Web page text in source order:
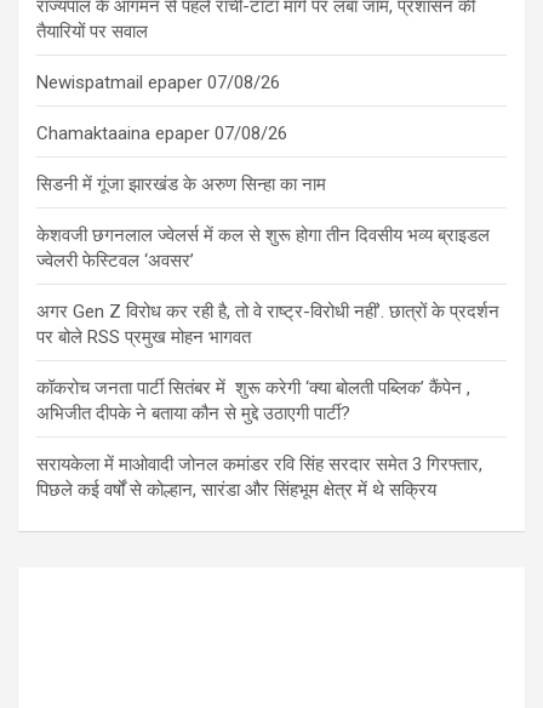
राज्यपाल के आगमन से पहले रांची-टाटा मार्ग पर लंबा जाम, प्रशासन की
तैयारियों पर सवाल
Newispatmail epaper 07/08/26
Chamaktaaina epaper 07/08/26
सिडनी में गूंजा झारखंड के अरुण सिन्हा का नाम
केशवजी छगनलाल ज्वेलर्स में कल से शुरू होगा तीन दिवसीय भव्य ब्राइडल
ज्वेलरी फेस्टिवल ‘अवसर’
अगर Gen Z विरोध कर रही है, तो वे राष्ट्र-विरोधी नहीं’. छात्रों के प्रदर्शन
पर बोले RSS प्रमुख मोहन भागवत
कॉकरोच जनता पार्टी सितंबर में शुरू करेगी ‘क्या बोलती पब्लिक’ कैंपेन ,
अभिजीत दीपके ने बताया कौन से मुद्दे उठाएगी पार्टी?
सरायकेला में माओवादी जोनल कमांडर रवि सिंह सरदार समेत 3 गिरफ्तार,
पिछले कई वर्षों से कोल्हान, सारंडा और सिंहभूम क्षेत्र में थे सक्रिय